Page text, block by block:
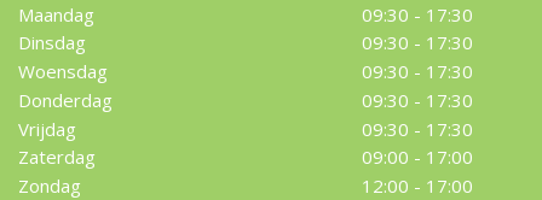
Maandag
09:30 - 17:30
Dinsdag
09:30 - 17:30
Woensdag
09:30 - 17:30
Donderdag
09:30 - 17:30
Vrijdag
09:30 - 17:30
Zaterdag
09:00 - 17:00
Zondag
12:00 - 17:00